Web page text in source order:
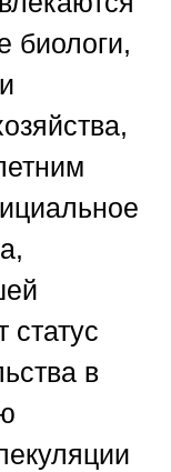
биологи,
статус
в